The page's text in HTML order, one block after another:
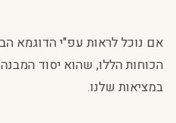
אם נוכל לראות עפ"י הדוגמא
הכוחות הללו, שהוא יסוד
במציאות שלנו.